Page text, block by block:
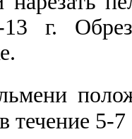
г.
течение 5-